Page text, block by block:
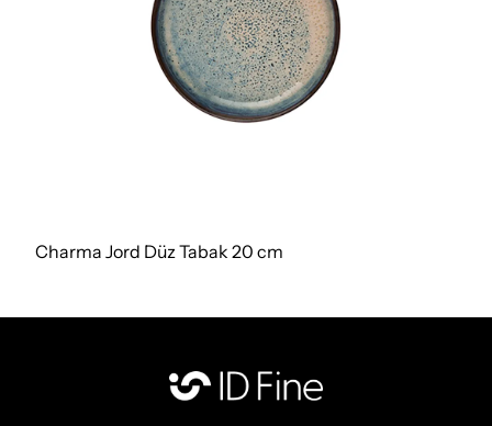
Charma Jord Düz Tabak 20 cm